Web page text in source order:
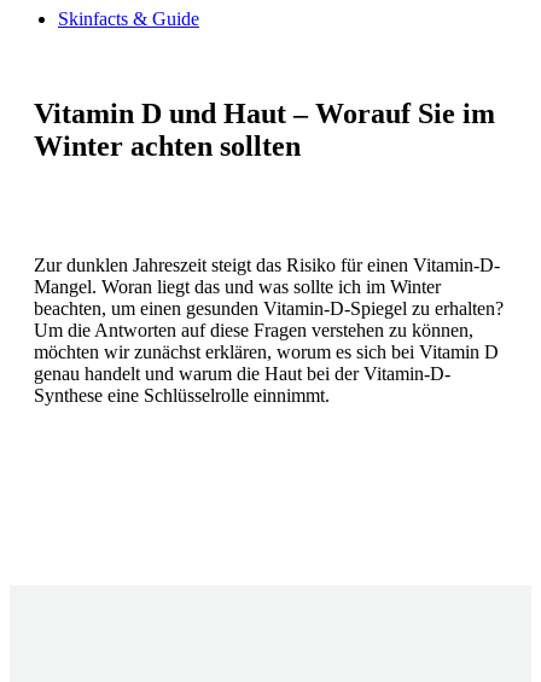
Skinfacts & Guide
Vitamin D und Haut – Worauf Sie im
Winter achten sollten
Zur dunklen Jahreszeit steigt das Risiko für einen Vitamin-D-
Mangel. Woran liegt das und was sollte ich im Winter
beachten, um einen gesunden Vitamin-D-Spiegel zu erhalten?
Um die Antworten auf diese Fragen verstehen zu können,
möchten wir zunächst erklären, worum es sich bei Vitamin D
genau handelt und warum die Haut bei der Vitamin-D-
Synthese eine Schlüsselrolle einnimmt.